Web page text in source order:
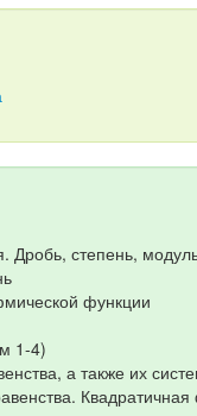
Дробь, степень,
функции
1-4)
а также их